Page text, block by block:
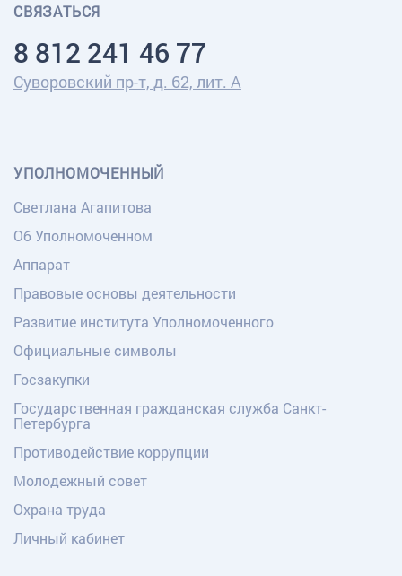
СВЯЗАТЬСЯ
8 812 241 46 77
Суворовский пр-т, д. 62, лит. А
УПОЛНОМОЧЕННЫЙ
Светлана Агапитова
Об Уполномоченном
Аппарат
Правовые основы деятельности
Развитие института Уполномоченного
Официальные символы
Госзакупки
Государственная гражданская служба Санкт-
Петербурга
Противодействие коррупции
Молодежный совет
Охрана труда
Личный кабинет